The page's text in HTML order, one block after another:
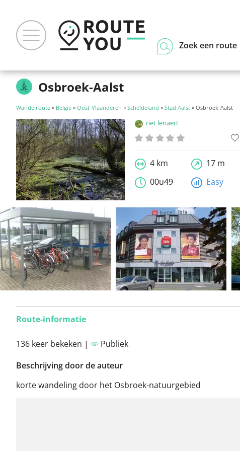
Zoek een route
Osbroek-Aalst
Wandelroute » België » Oost-Vlaanderen » Scheldeland » Stad Aalst » Osbroek-Aalst
riet lenaert
4 km
17 m
00u49
Easy
Route-informatie
136 keer bekeken |
Publiek
Beschrijving door de auteur
korte wandeling door het Osbroek-natuurgebied